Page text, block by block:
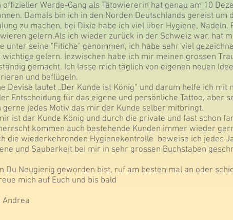
offizieller Werde-Gang als Tätowiererin hat genau am 10
Damals bin ich in den Norden Deutschlands gereist um
zu machen, bei Dixie habe ich viel über Hygiene,
gelern.Als ich wieder zurück in der Schweiz war, hat
unter seine "Fitiche" genommen, ich habe sehr viel
wichtige gelern. Inzwischen habe ich mir meinen grossen
gemacht. Ich lasse mich täglich von eigenen neuen
und beflügeln.
Devise lautet „Der Kunde ist König“ und darum helfe ich
Entscheidung für das eigene und persönliche Tattoo, aber
gerne jedes Motiv das mir der Kunde selber mitbringt.
ist der Kunde König und durch die private und fast schon
kommen auch bestehende Kunden immer wieder
die wiederkehrenden Hygienekontrolle beweise ich jedes
und Sauberkeit bei mir in sehr grossen Buchstaben
Du Neugierig geworden bist, ruf am besten mal an oder
mich auf Euch und bis bald
Andrea